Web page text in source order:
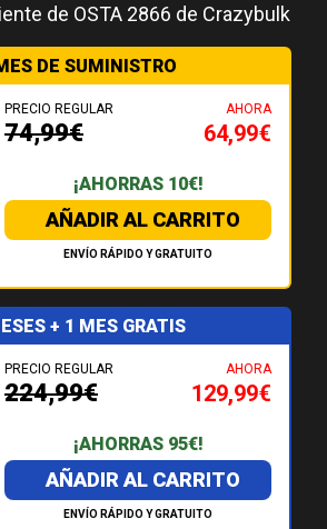
DE SUMINISTRO
PRECIO REGULAR
74,99€
AHORA
64,99€
¡AHORRAS 10€!
AÑADIR AL CARRITO
ENVÍO RÁPIDO Y GRATUITO
+ 1 MES GRATIS
PRECIO REGULAR
224,99€
AHORA
129,99€
¡AHORRAS 95€!
AÑADIR AL CARRITO
ENVÍO RÁPIDO Y GRATUITO